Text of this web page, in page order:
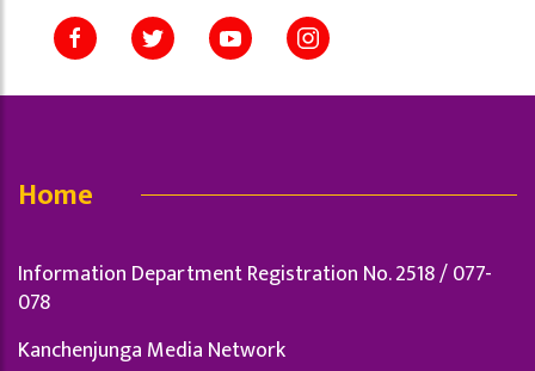
Home
Information Department Registration No. 2518 / 077-
078
Kanchenjunga Media Network